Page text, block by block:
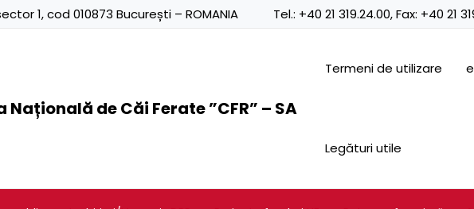
1, cod 010873 București – ROMANIA Tel.: +40 21 319.24.00, Fax: +40 21
de Căi Ferate ”CFR” – SA
Termeni de utilizare
Legături utile